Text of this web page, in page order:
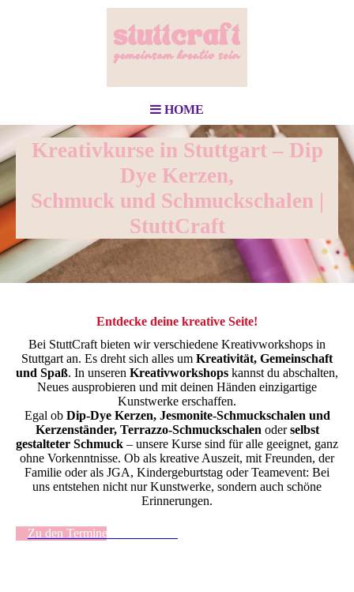
HOME
Kreativkurse in Stuttgart – Dip
Dye Kerzen,
Schmuck und Schmuckschalen |
StuttCraft
Entdecke deine kreative Seite!
Bei StuttCraft bieten wir verschiedene Kreativworkshops in
Stuttgart an. Es dreht sich alles um Kreativität, Gemeinschaft
und Spaß. In unseren Kreativworkshops kannst du abschalten,
Neues ausprobieren und mit deinen Händen einzigartige
Kunstwerke erschaffen.
Egal ob Dip-Dye Kerzen, Jesmonite-Schmuckschalen und
Kerzenständer, Terrazzo-Schmuckschalen oderselbst
gestalteter Schmuck – unsere Kurse sind für alle geeignet, ganz
ohne Vorkenntnisse. Ob als kreative Auszeit, mit Freunden, der
Familie oder als JGA, Kindergeburtstag oder Teamevent: Bei
uns entstehen nicht nur Kunstwerke, sondern auch schöne
Erinnerungen.
Zu den Terminen und Buchung